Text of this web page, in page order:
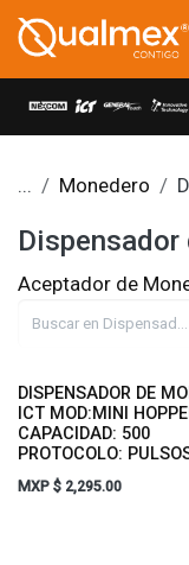
... Monedero
Aceptador de
DISPENSADOR DE
ICT MOD:MINI
CAPACIDAD: 500
PROTOCOLO:
MXP $ 2,295.00